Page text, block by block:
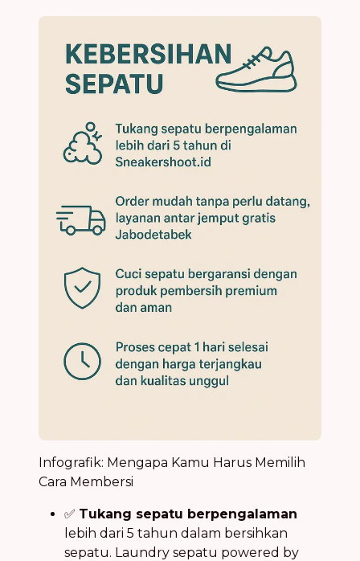
Infografik: Mengapa Kamu Harus Memilih
Cara Membersi
✅ Tukang sepatu berpengalaman
lebih dari 5 tahun dalam bersihkan
sepatu. Laundry sepatu powered by